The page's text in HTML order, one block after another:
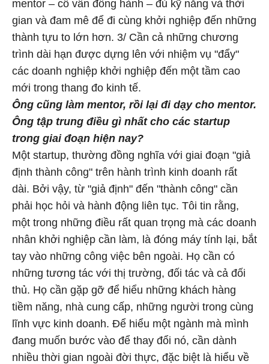
mentor – cố vấn đồng hành – đủ kỹ năng và thời
gian và đam mê để đi cùng khởi nghiệp đến những
thành tựu to lớn hơn. 3/ Cần cả những chương
trình dài hạn được dựng lên với nhiệm vụ "đẩy"
các doanh nghiệp khởi nghiệp đến một tầm cao
mới trong thang đo kinh tế.
Ông cũng làm mentor, rồi lại đi dạy cho mentor.
Ông tập trung điều gì nhất cho các startup
trong giai đoạn hiện nay?
Một startup, thường đồng nghĩa với giai đoạn "giả
định thành công" trên hành trình kinh doanh rất
dài. Bởi vậy, từ "giả định" đến "thành công" cần
phải học hỏi và hành động liên tục. Tôi tin rằng,
một trong những điều rất quan trọng mà các doanh
nhân khởi nghiệp cần làm, là đóng máy tính lại, bắt
tay vào những công việc bên ngoài. Họ cần có
những tương tác với thị trường, đối tác và cả đối
thủ. Họ cần gặp gỡ để hiểu những khách hàng
tiềm năng, nhà cung cấp, những người trong cùng
lĩnh vực kinh doanh. Để hiểu một ngành mà mình
đang muốn bước vào để thay đổi nó, cần dành
nhiều thời gian ngoài đời thực, đặc biệt là hiểu về